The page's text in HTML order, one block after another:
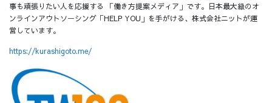
事も頑張りたい人を応援する 「働き方提案メディア」です。日本最大級のオ
ンラインアウトソーシング「HELP YOU」を手がける、株式会社ニットが運
営しています。
https://kurashigoto.me/